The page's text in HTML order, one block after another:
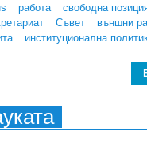
работа свободна
Съвет
външни
институционална